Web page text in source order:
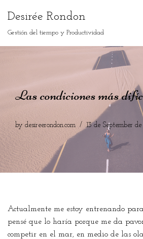
Desirée Rondon
Gestión del tiempo y Productividad
Las condiciones más
by desireerondon.com 13 de September
Actualmente me estoy entrenando
pensé que lo haría porque me da
competir en el mar, en medio de las